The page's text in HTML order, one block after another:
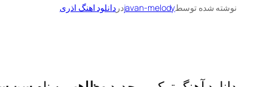
نوشته شده توسطjavan-melodyدردانلود اهنگ اذری